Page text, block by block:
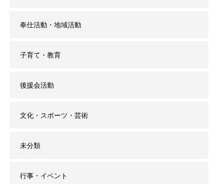
奉仕活動・地域活動
子育て・教育
後援会活動
文化・スポーツ・芸術
未分類
行事・イベント